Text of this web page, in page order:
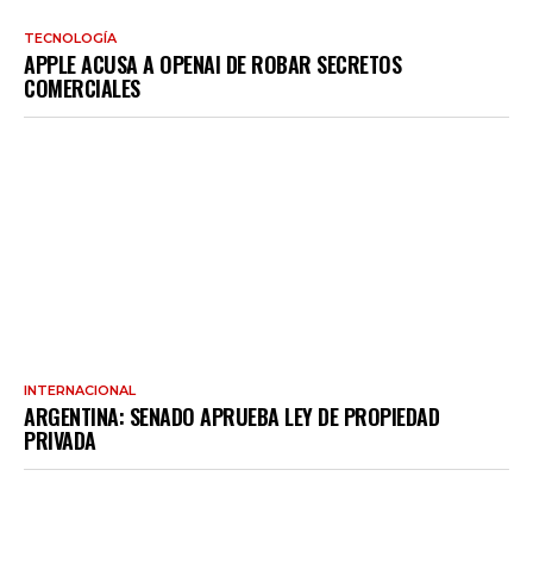
TECNOLOGÍA
APPLE ACUSA A OPENAI DE ROBAR SECRETOS
COMERCIALES
INTERNACIONAL
ARGENTINA: SENADO APRUEBA LEY DE PROPIEDAD
PRIVADA